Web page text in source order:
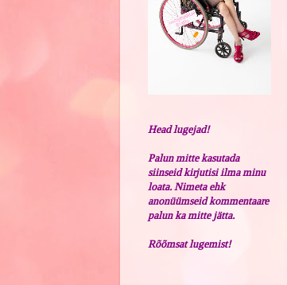
Head lugejad!
Palun mitte kasutada
siinseid kirjutisi ilma minu
loata. Nimeta ehk
anonüümseid kommentaare
palun ka mitte jätta.
Rõõmsat lugemist!